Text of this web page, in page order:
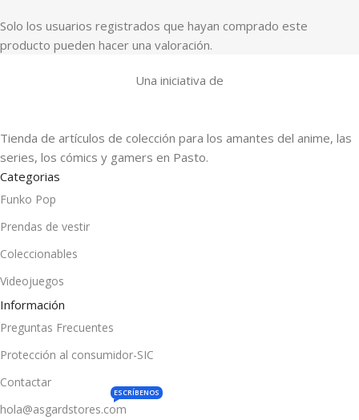
Solo los usuarios registrados que hayan comprado este
producto pueden hacer una valoración.
Una iniciativa de
Tienda de artículos de colección para los amantes del anime, las
series, los cómics y gamers en Pasto.
Categorias
Funko Pop
Prendas de vestir
Coleccionables
Videojuegos
Información
Preguntas Frecuentes
Protección al consumidor-SIC
Contactar
hola@asgardstores.com
ESCRÍBENOS